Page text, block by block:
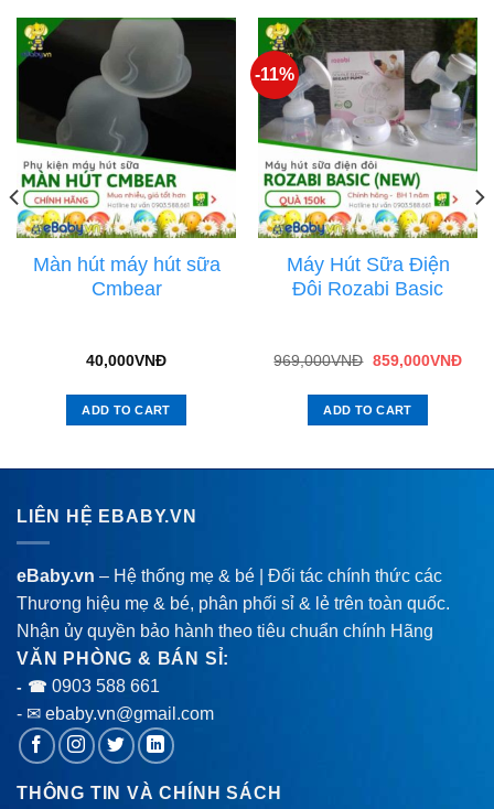
Màn hút máy hút sữa
Cmbear
40,000VNĐ
ADD TO CART
-11%
Máy Hút Sữa Điện
Đôi Rozabi Basic
969,000VNĐ 859,000VNĐ
ADD TO CART
LIÊN HỆ EBABY.VN
eBaby.vn – Hệ thống mẹ & bé | Đối tác chính thức các
Thương hiệu mẹ & bé, phân phối sỉ & lẻ trên toàn quốc.
Nhận ủy quyền bảo hành theo tiêu chuẩn chính Hãng
VĂN PHÒNG & BÁN SỈ:
- ☎ 0903 588 661
- ✉ ebaby.vn@gmail.com
THÔNG TIN VÀ CHÍNH SÁCH